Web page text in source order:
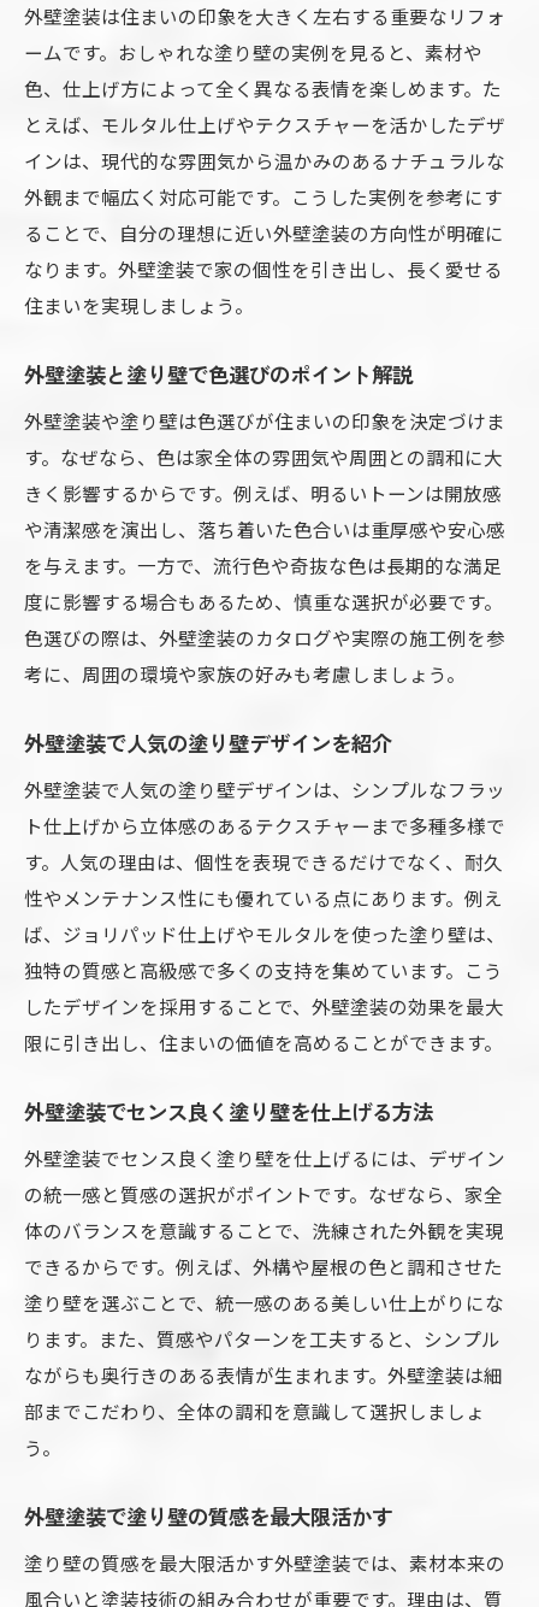
外壁塗装は住まいの印象を大きく左右する重要なリフォ
ームです。おしゃれな塗り壁の実例を見ると、素材や
色、仕上げ方によって全く異なる表情を楽しめます。た
とえば、モルタル仕上げやテクスチャーを活かしたデザ
インは、現代的な雰囲気から温かみのあるナチュラルな
外観まで幅広く対応可能です。こうした実例を参考にす
ることで、自分の理想に近い外壁塗装の方向性が明確に
なります。外壁塗装で家の個性を引き出し、長く愛せる
住まいを実現しましょう。
外壁塗装と塗り壁で色選びのポイント解説
外壁塗装や塗り壁は色選びが住まいの印象を決定づけま
す。なぜなら、色は家全体の雰囲気や周囲との調和に大
きく影響するからです。例えば、明るいトーンは開放感
や清潔感を演出し、落ち着いた色合いは重厚感や安心感
を与えます。一方で、流行色や奇抜な色は長期的な満足
度に影響する場合もあるため、慎重な選択が必要です。
色選びの際は、外壁塗装のカタログや実際の施工例を参
考に、周囲の環境や家族の好みも考慮しましょう。
外壁塗装で人気の塗り壁デザインを紹介
外壁塗装で人気の塗り壁デザインは、シンプルなフラッ
ト仕上げから立体感のあるテクスチャーまで多種多様で
す。人気の理由は、個性を表現できるだけでなく、耐久
性やメンテナンス性にも優れている点にあります。例え
ば、ジョリパッド仕上げやモルタルを使った塗り壁は、
独特の質感と高級感で多くの支持を集めています。こう
したデザインを採用することで、外壁塗装の効果を最大
限に引き出し、住まいの価値を高めることができます。
外壁塗装でセンス良く塗り壁を仕上げる方法
外壁塗装でセンス良く塗り壁を仕上げるには、デザイン
の統一感と質感の選択がポイントです。なぜなら、家全
体のバランスを意識することで、洗練された外観を実現
できるからです。例えば、外構や屋根の色と調和させた
塗り壁を選ぶことで、統一感のある美しい仕上がりにな
ります。また、質感やパターンを工夫すると、シンプル
ながらも奥行きのある表情が生まれます。外壁塗装は細
部までこだわり、全体の調和を意識して選択しましょ
う。
外壁塗装で塗り壁の質感を最大限活かす
塗り壁の質感を最大限活かす外壁塗装では、素材本来の
風合いと塗装技術の組み合わせが重要です。理由は、質